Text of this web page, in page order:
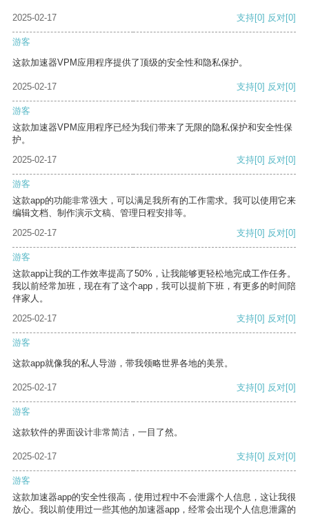
2025-02-17 支持[0] 反对[0]
游客
这款加速器VPM应用程序提供了顶级的安全性和隐私保护。
2025-02-17 支持[0] 反对[0]
游客
这款加速器VPM应用程序已经为我们带来了无限的隐私保护和安全性保
护。
2025-02-17
支持[0] 反对[0]
游客
这款app的功能非常强大，可以满足我所有的工作需求。我可以使用它来
编辑文档、制作演示文稿、管理日程安排等。
2025-02-17
支持[0] 反对[0]
游客
这款app让我的工作效率提高了50%，让我能够更轻松地完成工作任务。
我以前经常加班，现在有了这个app，我可以提前下班，有更多的时间陪
伴家人。
2025-02-17
支持[0] 反对[0]
游客
这款app就像我的私人导游，带我领略世界各地的美景。
2025-02-17 支持[0] 反对[0]
游客
这款软件的界面设计非常简洁，一目了然。
2025-02-17 支持[0] 反对[0]
游客
这款加速器app的安全性很高，使用过程中不会泄露个人信息，这让我很
放心。我以前使用过一些其他的加速器app，经常会出现个人信息泄露的